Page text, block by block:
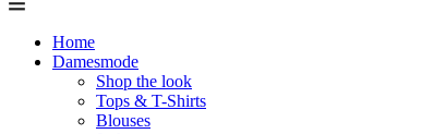
Home
Damesmode
Shop the look
Tops & T-Shirts
Blouses